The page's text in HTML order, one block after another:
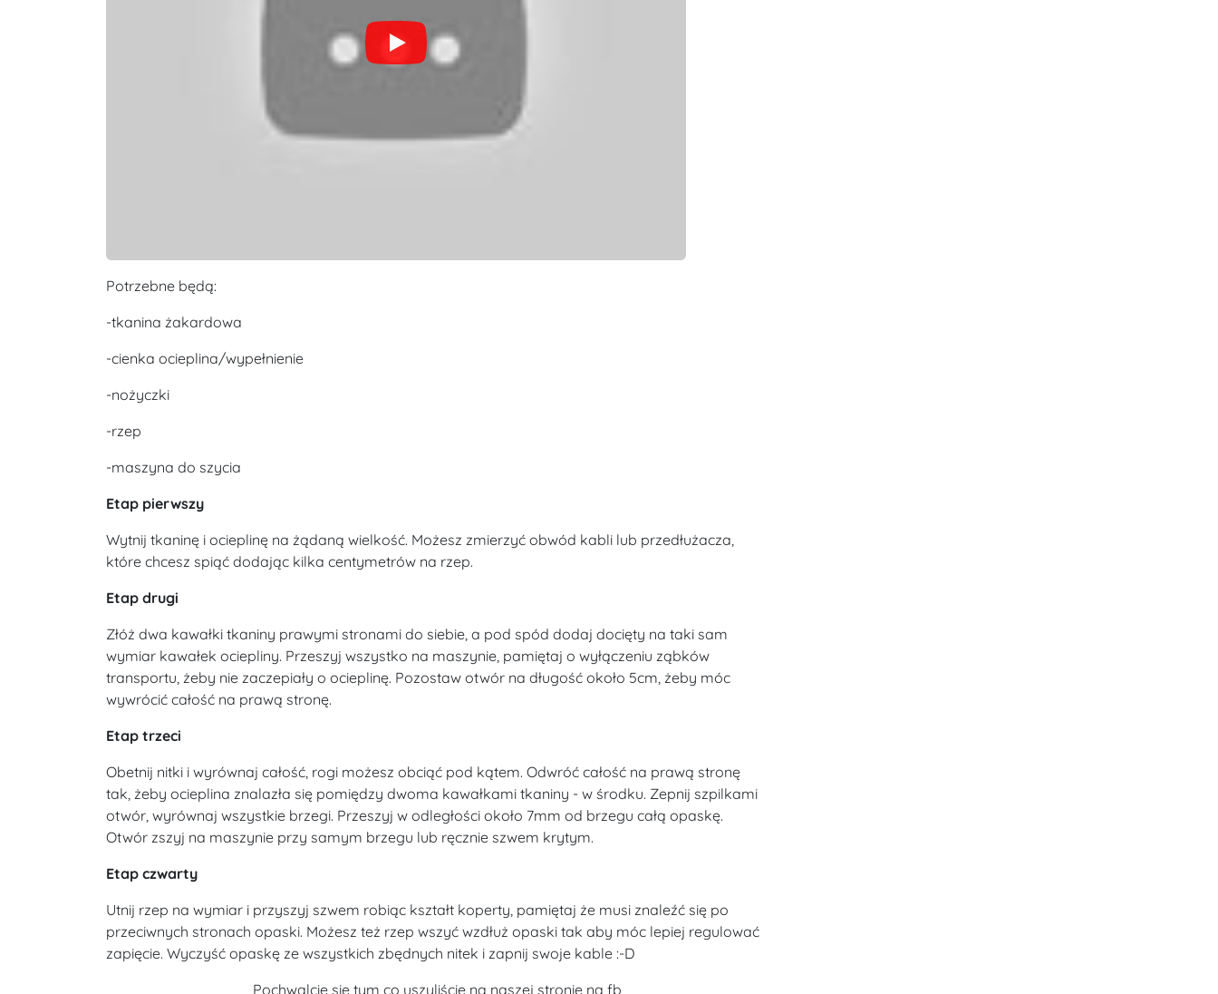
Potrzebne będą:
-tkanina żakardowa
-cienka ocieplina/wypełnienie
-nożyczki
-rzep
-maszyna do szycia
Etap pierwszy
Wytnij tkaninę i ocieplinę na żądaną wielkość. Możesz zmierzyć obwód kabli lub przedłużacza,
które chcesz spiąć dodając kilka centymetrów na rzep.
Etap drugi
Złóż dwa kawałki tkaniny prawymi stronami do siebie, a pod spód dodaj docięty na taki sam
wymiar kawałek ociepliny. Przeszyj wszystko na maszynie, pamiętaj o wyłączeniu ząbków
transportu, żeby nie zaczepiały o ocieplinę. Pozostaw otwór na długość około 5cm, żeby móc
wywrócić całość na prawą stronę.
Etap trzeci
Obetnij nitki i wyrównaj całość, rogi możesz obciąć pod kątem. Odwróć całość na prawą stronę
tak, żeby ocieplina znalazła się pomiędzy dwoma kawałkami tkaniny - w środku. Zepnij szpilkami
otwór, wyrównaj wszystkie brzegi. Przeszyj w odległości około 7mm od brzegu całą opaskę.
Otwór zszyj na maszynie przy samym brzegu lub ręcznie szwem krytym.
Etap czwarty
Utnij rzep na wymiar i przyszyj szwem robiąc kształt koperty, pamiętaj że musi znaleźć się po
przeciwnych stronach opaski. Możesz też rzep wszyć wzdłuż opaski tak aby móc lepiej regulować
zapięcie. Wyczyść opaskę ze wszystkich zbędnych nitek i zapnij swoje kable :-D
Pochwalcie się tym co uszyliście na naszej stronie na fb